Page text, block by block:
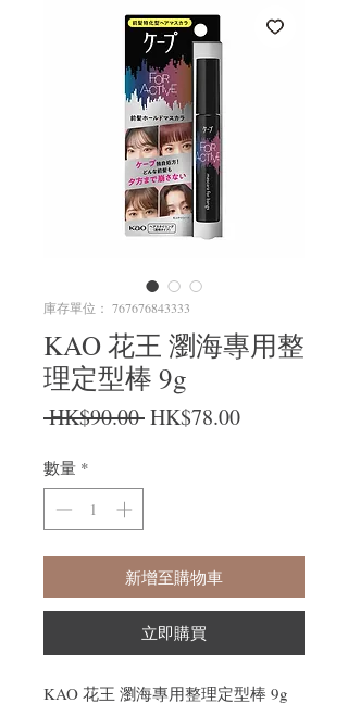
庫存單位： 767676843333
KAO 花王 瀏海專用整
理定型棒 9g
HK$90.00 一般價格
HK$78.00促銷價格
數量 *
新增至購物車
立即購買
KAO 花王 瀏海專用整理定型棒 9g